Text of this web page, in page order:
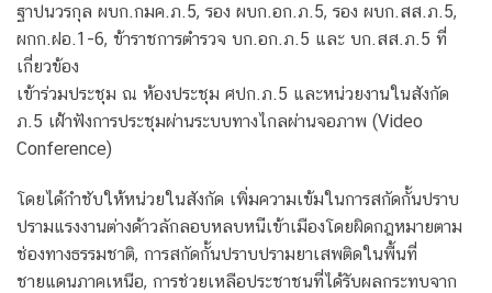
ฐาปนวรกุล ผบก.กมค.ภ.5, รอง ผบก.อก.ภ.5, รอง ผบก.สส.ภ.5,
ผกก.ฝอ.1-6, ข้าราชการตำรวจ บก.อก.ภ.5 และ บก.สส.ภ.5 ที่
เกี่ยวข้อง
เข้าร่วมประชุม ณ ห้องประชุม ศปก.ภ.5 และหน่วยงานในสังกัด
ภ.5 เฝ้าฟังการประชุมผ่านระบบทางไกลผ่านจอภาพ (Video
Conference)
โดยได้กำชับให้หน่วยในสังกัด เพิ่มความเข้มในการสกัดกั้นปราบ
ปรามแรงงานต่างด้าวลักลอบหลบหนีเข้าเมืองโดยผิดกฎหมายตาม
ช่องทางธรรมชาติ, การสกัดกั้นปราบปรามยาเสพติดในพื้นที่
ชายแดนภาคเหนือ, การช่วยเหลือประชาชนที่ได้รับผลกระทบจาก